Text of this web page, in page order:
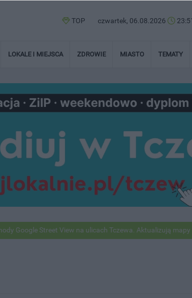
TOP czwartek, 06.08.2026
LOKALE I MIEJSCA ZDROWIE MIASTO TEMATY
Street View na ulicach Tczewa. Aktualizują mapy